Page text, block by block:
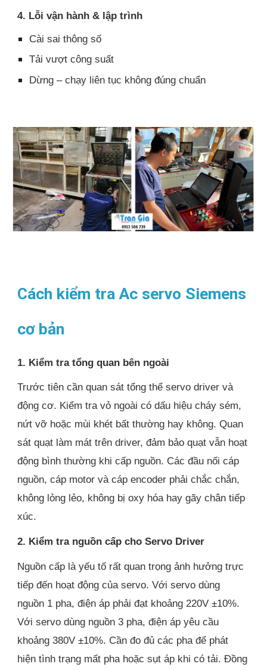
4. Lỗi vận hành & lập trình
Cài sai thông số
Tải vượt công suất
Dừng – chạy liên tục không đúng chuẩn
Cách kiểm tra Ac servo Siemens
cơ bản
1. Kiểm tra tổng quan bên ngoài
Trước tiên cần quan sát tổng thể servo driver và
động cơ. Kiểm tra vỏ ngoài có dấu hiệu cháy sém,
nứt vỡ hoặc mùi khét bất thường hay không. Quan
sát quạt làm mát trên driver, đảm bảo quạt vẫn hoạt
động bình thường khi cấp nguồn. Các đầu nối cáp
nguồn, cáp motor và cáp encoder phải chắc chắn,
không lỏng lẻo, không bị oxy hóa hay gãy chân tiếp
xúc.
2. Kiểm tra nguồn cấp cho Servo Driver
Nguồn cấp là yếu tố rất quan trọng ảnh hưởng trực
tiếp đến hoạt động của servo. Với servo dùng
nguồn 1 pha, điện áp phải đạt khoảng 220V ±10%.
Với servo dùng nguồn 3 pha, điện áp yêu cầu
khoảng 380V ±10%. Cần đo đủ các pha để phát
hiện tình trạng mất pha hoặc sụt áp khi có tải. Đồng